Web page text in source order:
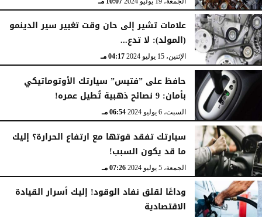
علامات تشير إلى حان وقت تغيير سير الدينمو
(المولد): لا تدع...
الإثنين، 15 يوليو 2024 04:17 مـ
حافظ على ”فتيس” سيارتك الأوتوماتيكي
بأمان: 9 نصائح ذهبية تُطيل عمره!
السبت، 6 يوليو 2024 06:54 مـ
سيارتك تفقد قوتها مع ارتفاع الحرارة؟ إليك
ما قد يكون السبب!
الجمعة، 5 يوليو 2024 07:26 مـ
وداعًا لقلق نفاد الوقود! إليك أسرار القيادة
الاقتصادية